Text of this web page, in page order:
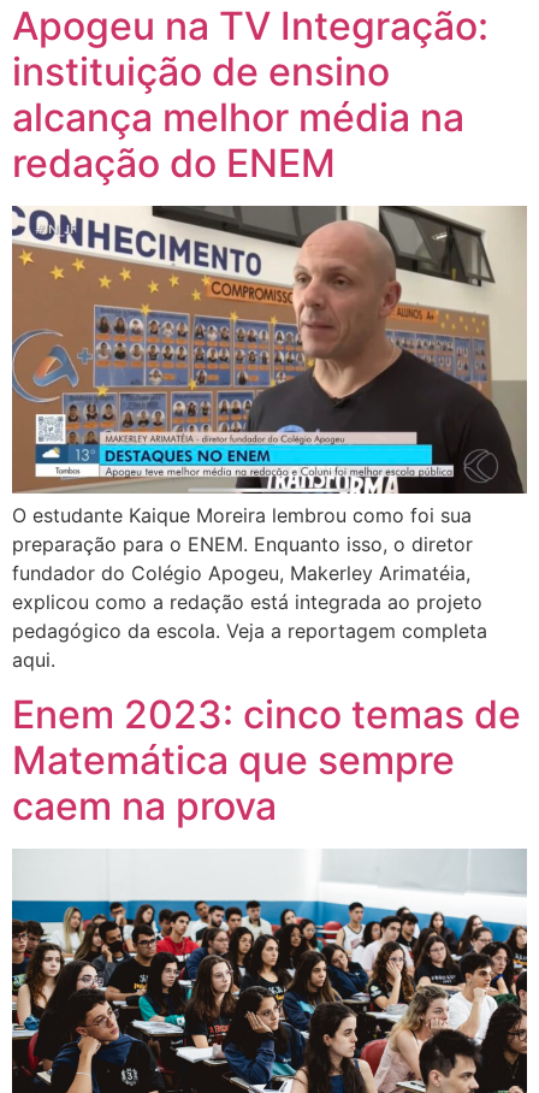
Apogeu na TV Integração:
instituição de ensino
alcança melhor média na
redação do ENEM
O estudante Kaique Moreira lembrou como foi sua
preparação para o ENEM. Enquanto isso, o diretor
fundador do Colégio Apogeu, Makerley Arimatéia,
explicou como a redação está integrada ao projeto
pedagógico da escola. Veja a reportagem completa
aqui.
Enem 2023: cinco temas de
Matemática que sempre
caem na prova